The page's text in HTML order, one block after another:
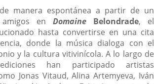
manera espontánea a partir de un
en Domaine Belondrade, el
hasta convertirse en una cita
donde la música dialoga con el
y la cultura vitivinícola. A lo largo de
han participado artistas
Jonas Vitaud, Alina Artemyeva, Iván